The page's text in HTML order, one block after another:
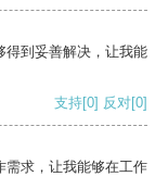
得到妥善解决，让我能
支持[0] 反对[0]
需求，让我能够在工作